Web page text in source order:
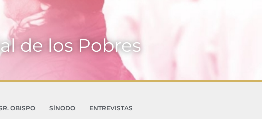
de los Pobres
OBISPO SÍNODO
ENTREVISTAS